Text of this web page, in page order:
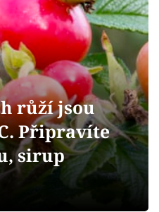
růží jsou
Připravíte
sirup